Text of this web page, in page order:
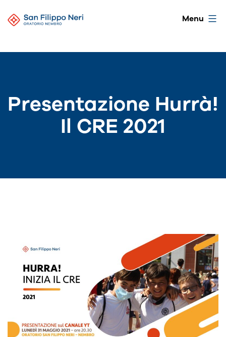
al
Oratorio
di
Menu
Presentazione Hurrà!
Il CRE 2021